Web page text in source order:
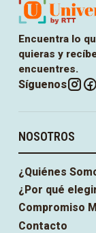
Encuentra lo
quieras y
encuentres.
Síguenos
NOSOTROS
¿Quiénes
¿Por qué
Compromiso
Contacto